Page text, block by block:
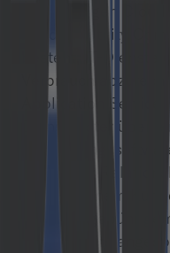
zum heutigen
mit dem Utility
besteht, IT-
Verbrauch
Application Service
Dienstleister über
(Customer
das von einem
Nutzungsgebühr
oben bereits